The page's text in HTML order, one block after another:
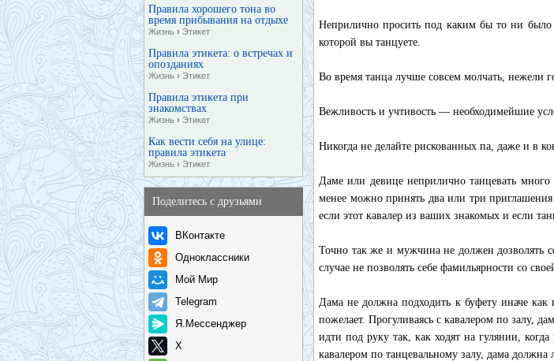
Правила хорошего тона во
время прибывания на отдыхе
Жизнь › Этикет
Правила этикета: о встречах и
опозданиях
Жизнь › Этикет
Правила этикета при
знакомствах
Жизнь › Этикет
Как вести себя на улице:
правила этикета
Жизнь › Этикет
Поделитесь с друзьями
ВКонтакте
Одноклассники
Мой Мир
Telegram
Я.Мессенджер
X
Неприлично просить под каким бы то ни
которой вы танцуете.
Во время танца лучше совсем молчать, нежели
Вежливость и учтивость — необходимейшие
Никогда не делайте рискованных па, даже и в
Даме или девице неприлично танцевать
менее можно принять два или три
если этот кавалер из ваших знакомых и если
Точно так же и мужчина не должен дозволять
случае не позволять себе фамильярности со
Дама не должна подходить к буфету иначе как
пожелает. Прогуливаясь с кавалером по залу,
идти под руку так, как ходят на гулянии,
кавалером по танцевальному залу, дама должна